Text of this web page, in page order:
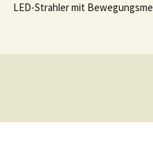
Strahler
LED-Strahler mit